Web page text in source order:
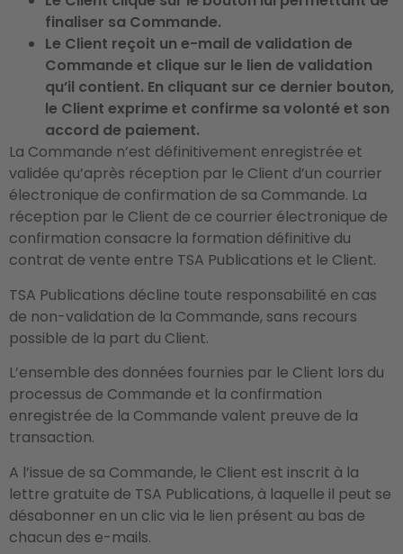
finaliser sa Commande.
Le Client reçoit un e-mail de validation de
Commande et clique sur le lien de validation
qu’il contient. En cliquant sur ce dernier bouton,
le Client exprime et confirme sa volonté et son
accord de paiement.
La Commande n’est définitivement enregistrée et
validée qu’après réception par le Client d’un courrier
électronique de confirmation de sa Commande. La
réception par le Client de ce courrier électronique de
confirmation consacre la formation définitive du
contrat de vente entre TSA Publications et le Client.
TSA Publications décline toute responsabilité en cas
de non-validation de la Commande, sans recours
possible de la part du Client.
L’ensemble des données fournies par le Client lors du
processus de Commande et la confirmation
enregistrée de la Commande valent preuve de la
transaction.
A l’issue de sa Commande, le Client est inscrit à la
lettre gratuite de TSA Publications, à laquelle il peut se
désabonner en un clic via le lien présent au bas de
chacun des e-mails.